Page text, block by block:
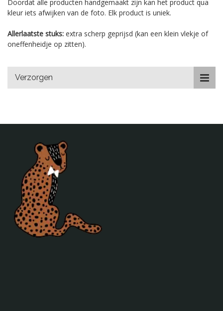
Doordat alle producten handgemaakt zijn kan het product qua
kleur iets afwijken van de foto. Elk product is uniek.
Allerlaatste stuks: extra scherp geprijsd (kan een klein vlekje of
oneffenheidje op zitten).
Verzorgen